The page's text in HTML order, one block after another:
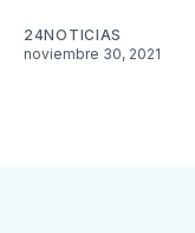
24NOTICIAS
noviembre 30, 2021